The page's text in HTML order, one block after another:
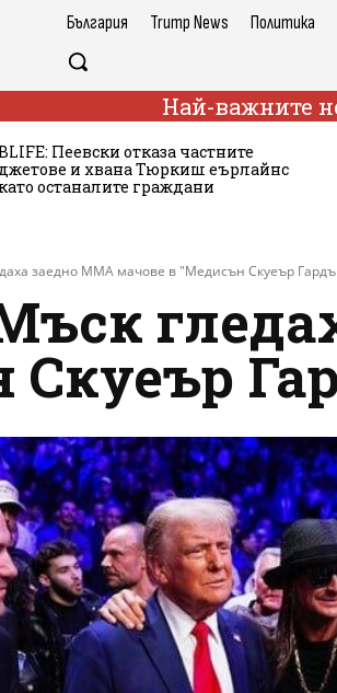
България Trump News Политика
Най-важните
Пеевски отказа частните
и хвана Тюркиш еърлайнс
като останалите граждани
заедно MMA мачове в "Медисън Скуеър
Скуеър